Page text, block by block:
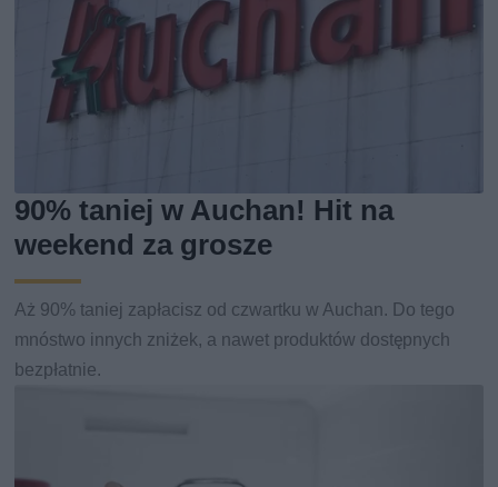
90% taniej w Auchan! Hit na
weekend za grosze
Aż 90% taniej zapłacisz od czwartku w Auchan. Do tego
mnóstwo innych zniżek, a nawet produktów dostępnych
bezpłatnie.